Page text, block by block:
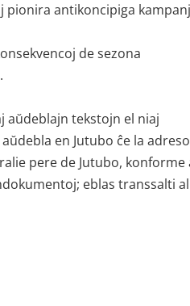
pionira antikoncipiga
de sezona
aŭdeblajn tekstojn el niaj
en Jutubo ĉe la
pere de Jutubo, konforme
eblas transsalti al